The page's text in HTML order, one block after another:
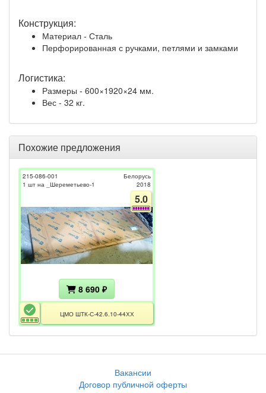
Конструкция:
Материал - Сталь
Перфорированная с ручками, петлями и замками
Логистика:
Размеры - 600×1920×24 мм.
Вес - 32 кг.
Похожие предложения
215-086-001
1 шт на _Шереметьево-1
Белорусь
2018
5.0
8 690 ₽
ЦМО ШТК-С-42.6.10-44ХХ
Вакансии
Договор публичной оферты